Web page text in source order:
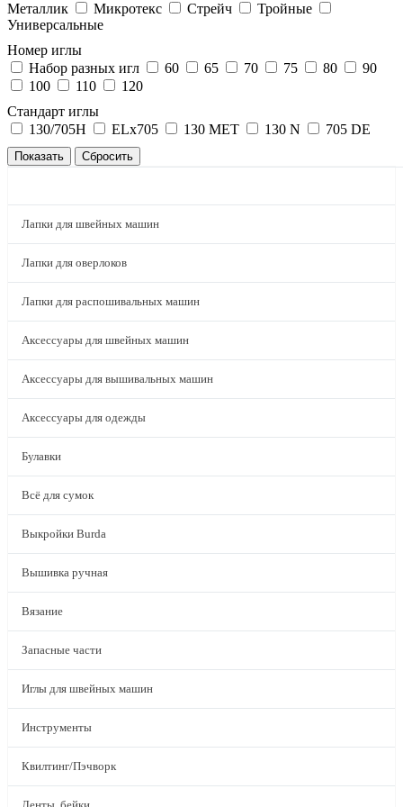
Металлик
Микротекс Стрейч
Тройные
Универсальные
Номер иглы
Набор разных игл
60 65 70 75 80
90
100
110
120
Стандарт иглы
130/705H
ELx705 130 MET 130 N 705 DE
Лапки для швейных машин
Лапки для оверлоков
Лапки для распошивальных машин
Аксессуары для швейных машин
Аксессуары для вышивальных машин
Аксессуары для одежды
Булавки
Всё для сумок
Выкройки Burda
Вышивка ручная
Вязание
Запасные части
Иглы для швейных машин
Инструменты
Квилтинг/Пэчворк